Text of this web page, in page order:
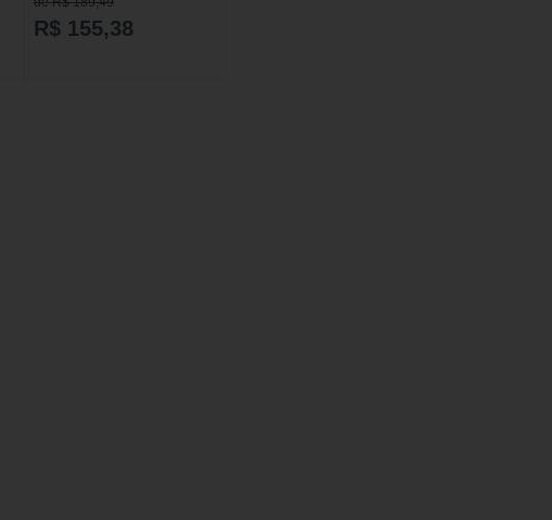
comprimidos revestidos
R$ 155,38